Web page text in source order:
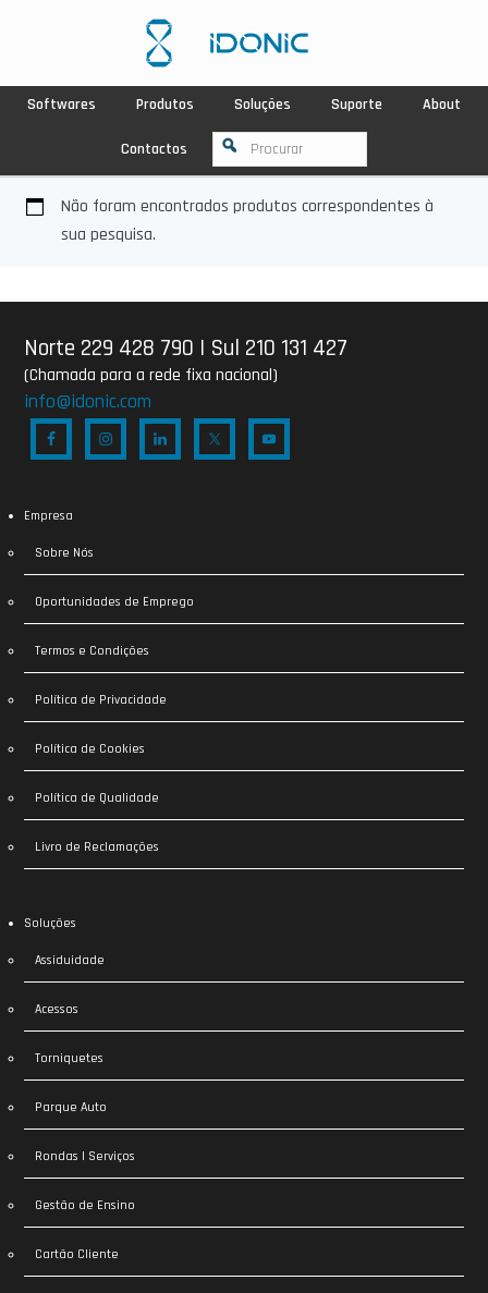
Softwares Produtos Soluções Suporte About
Contactos
Não foram encontrados produtos correspondentes à
sua pesquisa.
Norte 229 428 790 | Sul 210 131 427
(Chamada para a rede fixa nacional)
info@idonic.com
Empresa
Sobre Nós
Oportunidades de Emprego
Termos e Condições
Política de Privacidade
Política de Cookies
Política de Qualidade
Livro de Reclamações
Soluções
Assiduidade
Acessos
Torniquetes
Parque Auto
Rondas | Serviços
Gestão de Ensino
Cartão Cliente